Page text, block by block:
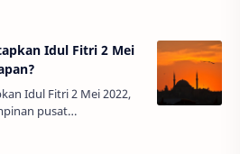
mudik tahun ini akan
Idul Fitri 2 Mei
Idul Fitri 2 Mei 2022,
pusat
Hijriah yang jatuh pada